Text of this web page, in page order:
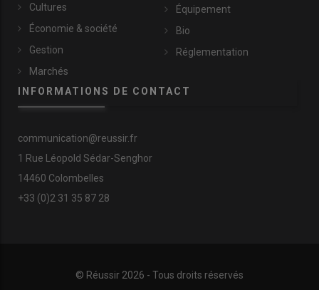
Cultures
Économie & société
Gestion
Marchés
Équipement
Bio
Réglementation
INFORMATIONS DE CONTACT
communication@reussir.fr
1 Rue Léopold Sédar-Senghor
14460 Colombelles
+33 (0)2 31 35 87 28
© Réussir 2026 - Tous droits réservés